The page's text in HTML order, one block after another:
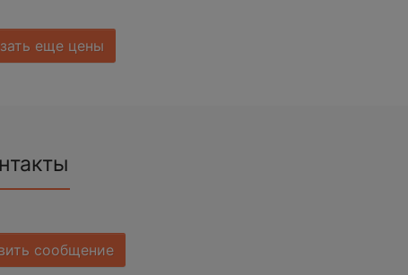
еще цены
сообщение